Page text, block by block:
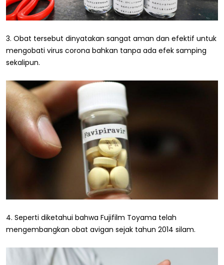
3. Obat tersebut dinyatakan sangat aman dan efektif untuk
mengobati virus corona bahkan tanpa ada efek samping
sekalipun.
4. Seperti diketahui bahwa Fujifilm Toyama telah
mengembangkan obat avigan sejak tahun 2014 silam.